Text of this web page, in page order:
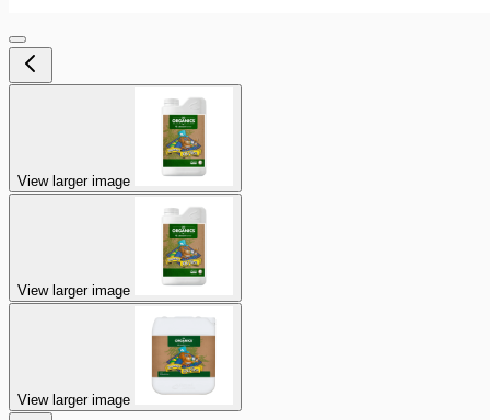
View larger image
View larger image
View larger image